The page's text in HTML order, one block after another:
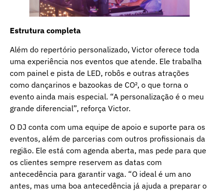
Estrutura completa
Além do repertório personalizado, Victor oferece toda
uma experiência nos eventos que atende. Ele trabalha
com painel e pista de LED, robôs e outras atrações
como dançarinos e bazookas de CO², o que torna o
evento ainda mais especial. “A personalização é o meu
grande diferencial”, reforça Victor.
O DJ conta com uma equipe de apoio e suporte para os
eventos, além de parcerias com outros profissionais da
região. Ele está com agenda aberta, mas pede para que
os clientes sempre reservem as datas com
antecedência para garantir vaga. “O ideal é um ano
antes, mas uma boa antecedência já ajuda a preparar o